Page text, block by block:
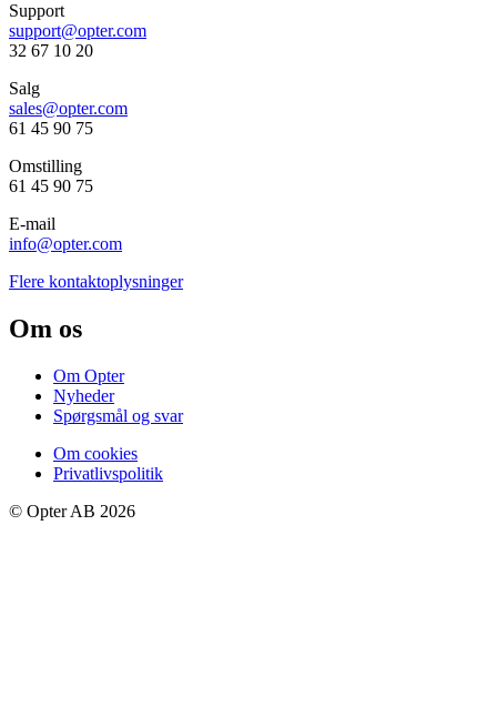
Support
support@opter.com
32 67 10 20
Salg
sales@opter.com
61 45 90 75
Omstilling
61 45 90 75
E-mail
info@opter.com
Flere kontaktoplysninger
Om os
Om Opter
Nyheder
Spørgsmål og svar
Om cookies
Privatlivspolitik
© Opter AB 2026